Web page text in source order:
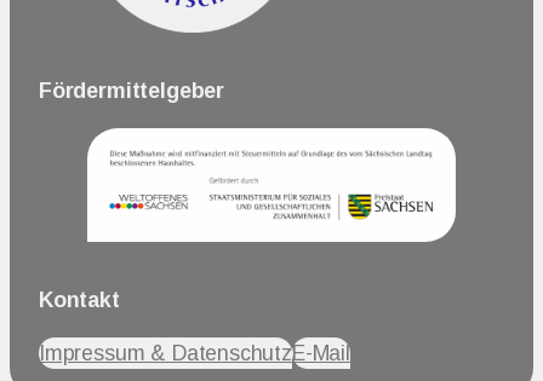
Fördermittelgeber
Kontakt
Impressum & DatenschutzE-Mail